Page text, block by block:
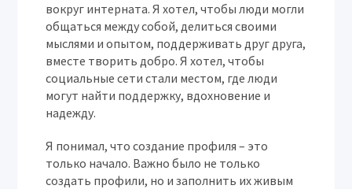
вокруг интерната. Я хотел, чтобы люди могли
общаться между собой, делиться своими
мыслями и опытом, поддерживать друг друга,
вместе творить добро. Я хотел, чтобы
социальные сети стали местом, где люди
могут найти поддержку, вдохновение и
надежду.
Я понимал, что создание профиля – это
только начало. Важно было не только
создать профили, но и заполнить их живым